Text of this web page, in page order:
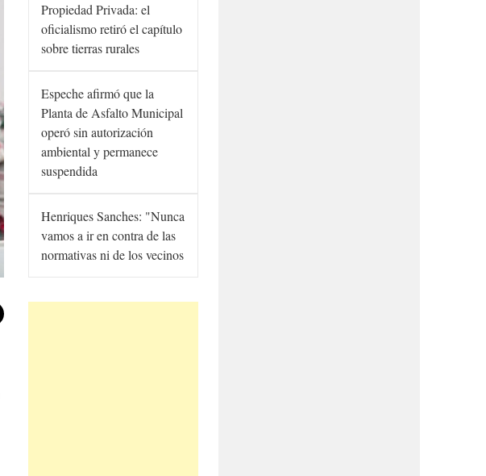
Propiedad Privada: el
oficialismo retiró el capítulo
sobre tierras rurales
Espeche afirmó que la
Planta de Asfalto Municipal
operó sin autorización
ambiental y permanece
suspendida
Henriques Sanches: "Nunca
vamos a ir en contra de las
normativas ni de los vecinos